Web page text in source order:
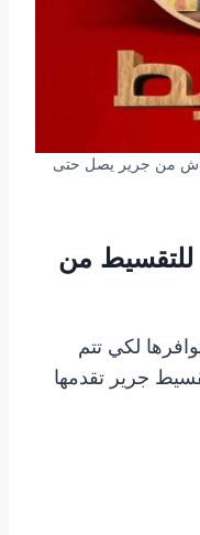
من جرير يصل حتى
للتقسيط من
لكي تتم
جرير تقدمها